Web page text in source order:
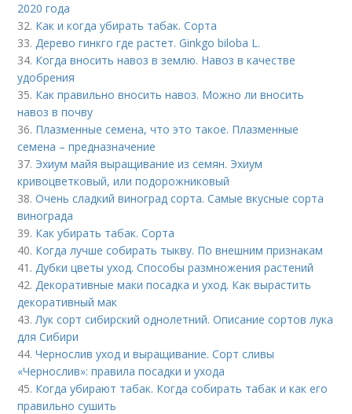
2020 года
32. Как и когда убирать табак. Сорта
33.Дерево гинкго где растет. Ginkgo biloba L.
34. Когда вносить навоз в землю. Навоз в качестве
удобрения
35. Как правильно вносить навоз. Можно ли вносить
навоз в почву
36. Плазменные семена, что это такое. Плазменные
семена – предназначение
37. Эхиум майя выращивание из семян. Эхиум
кривоцветковый, или подорожниковый
38.Очень сладкий виноград сорта. Самые вкусные сорта
винограда
39. Как убирать табак. Сорта
40. Когда лучше собирать тыкву. По внешним признакам
41.Дубки цветы уход. Способы размножения растений
42.Декоративные маки посадка и уход. Как вырастить
декоративный мак
43.Лук сорт сибирский однолетний. Описание сортов лука
для Сибири
44.Чернослив уход и выращивание. Сорт сливы
«Чернослив»: правила посадки и ухода
45. Когда убирают табак. Когда собирать табак и как его
правильно сушить